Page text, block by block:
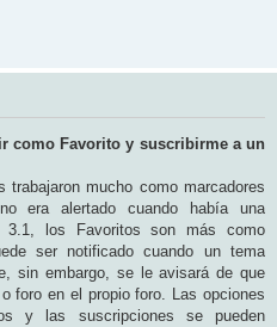
como Favorito y suscribirme a un
mucho como marcadores
era alertado cuando había una
3.1, los Favoritos son más como
ser notificado cuando un tema
sin embargo, se le avisará de que
foro en el propio foro. Las opciones
y las suscripciones se pueden